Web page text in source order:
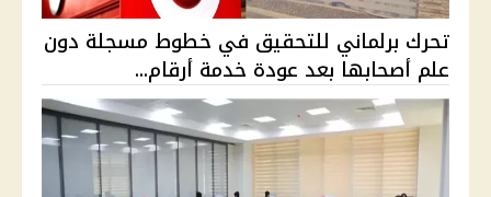
تحرك برلماني للتحقيق في خطوط مسجلة دون
علم أصحابها بعد عودة خدمة أرقام...